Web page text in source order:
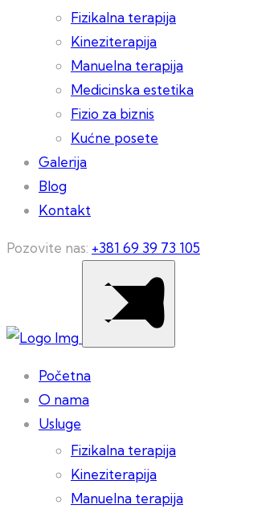
Fizikalna terapija
Kineziterapija
Manuelna terapija
Medicinska estetika
Fizio za biznis
Kućne posete
Galerija
Blog
Kontakt
Pozovite nas: +381 69 39 73 105
Početna
O nama
Usluge
Fizikalna terapija
Kineziterapija
Manuelna terapija